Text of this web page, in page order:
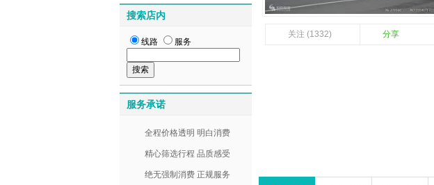
关注 (1332) 分享
搜索店内
线路 服务
服务承诺
全程价格透明 明白消费
精心筛选行程 品质感受
绝无强制消费 正规服务